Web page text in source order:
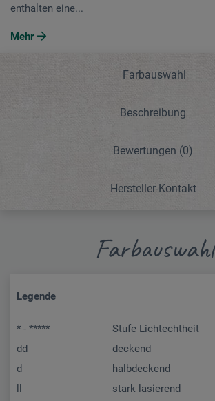
enthalten eine...
Mehr
Farbauswahl
Beschreibung
Bewertungen (0)
Hersteller-Kontakt
Farbauswahl
Legende
* - *****
Stufe Lichtechtheit
dd
deckend
d
halbdeckend
stark lasierend